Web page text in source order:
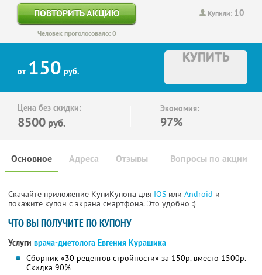
Купили: 10
ПОВТОРИТЬ АКЦИЮ
Человек проголосовало: 0
от 150 руб.
КУПИТЬ
Цена без скидки:
8500 руб.
Экономия:
97%
Основное Отзывы Вопросы по акции
Адреса
Скачайте приложение КупиКупона для IOS или Android и
покажите купон с экрана смартфона. Это удобно :)
ЧТО ВЫ ПОЛУЧИТЕ ПО КУПОНУ
Услуги врача-диетолога Евгения Курашика
Сборник «30 рецептов стройности» за 150р. вместо 1500р.
Скидка 90%